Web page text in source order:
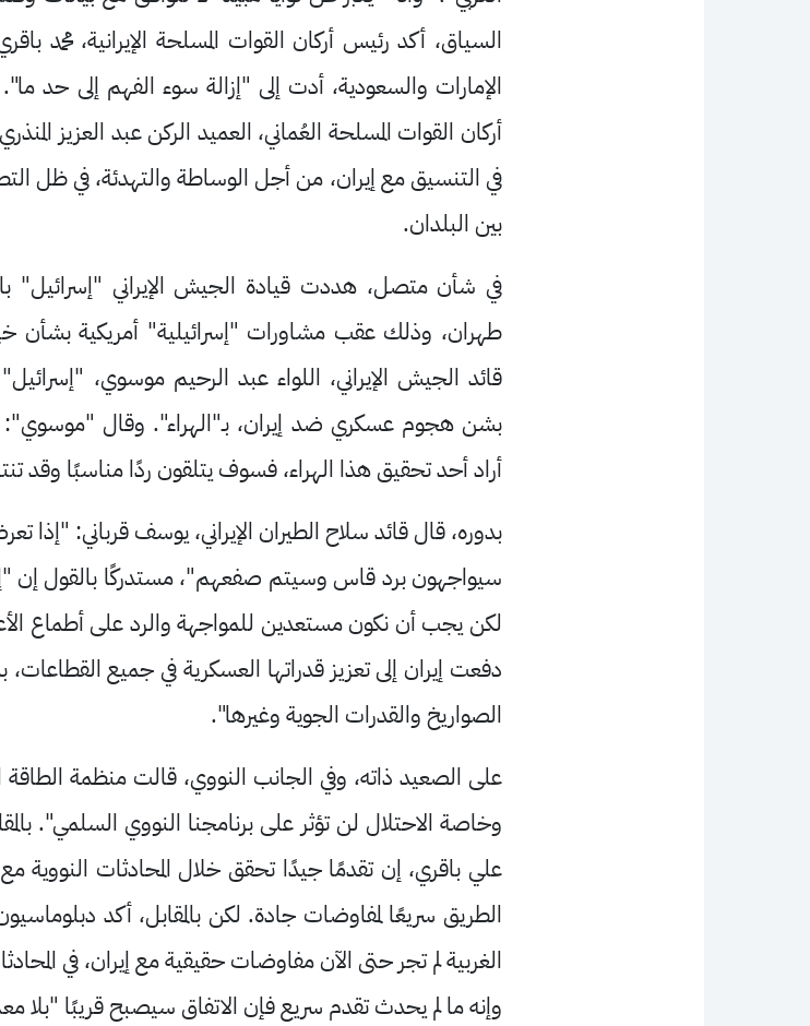
السياق، أكد رئيس أركان القوات المسلحة الإيرانية، محمد
الإمارات والسعودية، أدت إلى "إزالة سوء الفهم إلى حد
أركان القوات المسلحة العُماني، العميد الركن عبد العزيز
في التنسيق مع إيران، من أجل الوساطة والتهدئة، في ظل
بين البلدان.
في شأن متصل، هددت قيادة الجيش الإيراني
طهران، وذلك عقب مشاورات "إسرائيلية" أمريكية بشأن
قائد الجيش الإيراني، اللواء عبد الرحيم موسوي،
بشن هجوم عسكري ضد إيران، بـ"الهراء". وقال "موسوي":
أراد أحد تحقيق هذا الهراء، فسوف يتلقون ردًا مناسبًا وقد
بدوره، قال قائد سلاح الطيران الإيراني، يوسف قرباني: "إذا
سيواجهون برد قاس وسيتم صفعهم"، مستدركًا بالقول إن
لكن يجب أن نكون مستعدين للمواجهة والرد على أطماع
دفعت إيران إلى تعزيز قدراتها العسكرية في جميع
الصواريخ والقدرات الجوية وغيرها".
على الصعيد ذاته، وفي الجانب النووي، قالت منظمة الطاقة
وخاصة الاحتلال لن تؤثر على برنامجنا النووي السلمي".
علي باقري، إن تقدمًا جيدًا تحقق خلال المحادثات النووية
الطريق سريعًا لمفاوضات جادة. لكن بالمقابل، أكد
وإنه ما لم يحدث تقدم سريع فإن الاتفاق سيصبح قريبًا "بلا